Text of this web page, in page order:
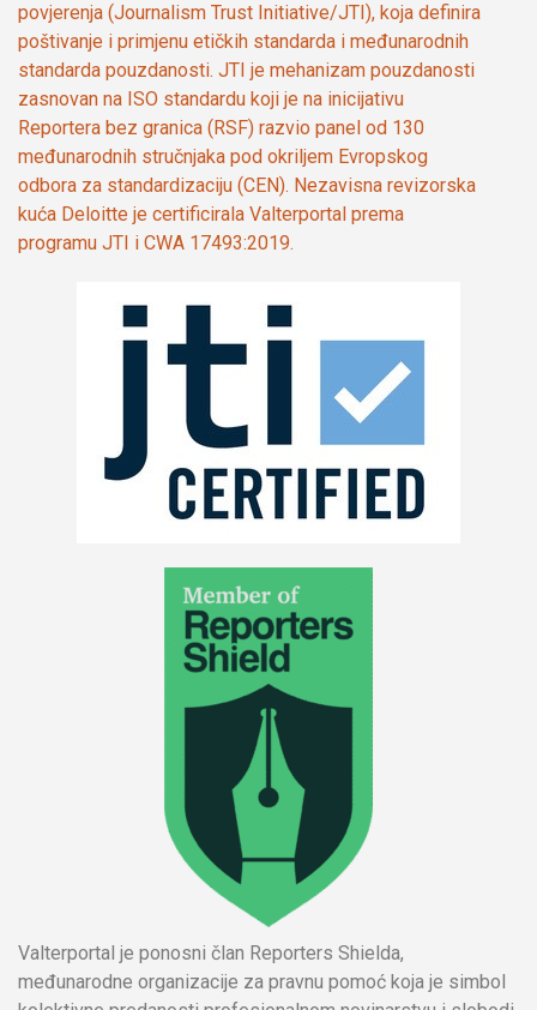
povjerenja (Journalism Trust Initiative/JTI), koja definira
poštivanje i primjenu etičkih standarda i međunarodnih
standarda pouzdanosti. JTI je mehanizam pouzdanosti
zasnovan na ISO standardu koji je na inicijativu
Reportera bez granica (RSF) razvio panel od 130
međunarodnih stručnjaka pod okriljem Evropskog
odbora za standardizaciju (CEN). Nezavisna revizorska
kuća Deloitte je certificirala Valterportal prema
programu JTI i CWA 17493:2019.
Valterportal je ponosni član Reporters Shielda,
međunarodne organizacije za pravnu pomoć koja je simbol